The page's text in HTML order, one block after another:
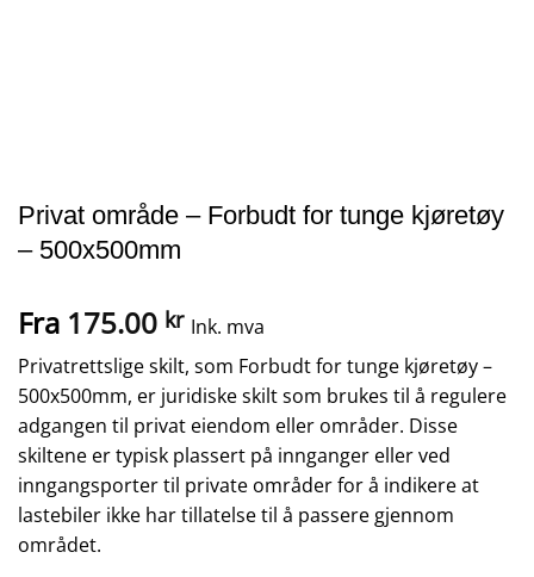
Privat område – Forbudt for tunge kjøretøy
– 500x500mm
Fra 175.00 kr Ink. mva
Privatrettslige skilt, som Forbudt for tunge kjøretøy –
500x500mm, er juridiske skilt som brukes til å regulere
adgangen til privat eiendom eller områder. Disse
skiltene er typisk plassert på innganger eller ved
inngangsporter til private områder for å indikere at
lastebiler ikke har tillatelse til å passere gjennom
området.